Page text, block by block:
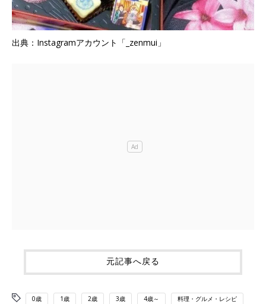
出典：Instagramアカウント「_zenmui」
元記事へ戻る
0歳 1歳 2歳 3歳 4歳～ 料理・グルメ・レシピ